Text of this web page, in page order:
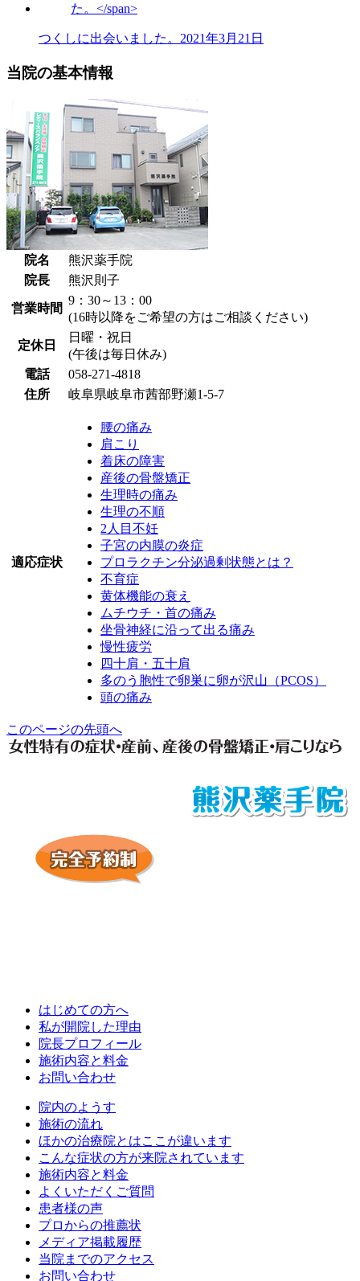
つくしに出会いました。 2021年3月21日
当院の基本情報
院名
熊沢薬手院
院長
熊沢則子
営業時間
9：30～13：00
(16時以降をご希望の方はご相談ください)
定休日
日曜・祝日
(午後は毎日休み)
電話
058-271-4818
住所
岐阜県岐阜市茜部野瀬1-5-7
適応症状
腰の痛み
肩こり
着床の障害
産後の骨盤矯正
生理時の痛み
生理の不順
2人目不妊
子宮の内膜の炎症
プロラクチン分泌過剰状態とは？
不育症
黄体機能の衰え
ムチウチ・首の痛み
坐骨神経に沿って出る痛み
慢性疲労
四十肩・五十肩
多のう胞性で卵巣に卵が沢山（PCOS）
頭の痛み
このページの先頭へ
はじめての方へ
私が開院した理由
院長プロフィール
施術内容と料金
お問い合わせ
院内のようす
施術の流れ
ほかの治療院とはここが違います
こんな症状の方が来院されています
施術内容と料金
よくいただくご質問
患者様の声
プロからの推薦状
メディア掲載履歴
当院までのアクセス
お問い合わせ